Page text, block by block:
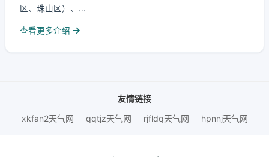
区、珠山区）、...
查看更多介绍
友情链接
xkfan2天气网
qqtjz天气网 rjfldq天气网 hpnnj天气网